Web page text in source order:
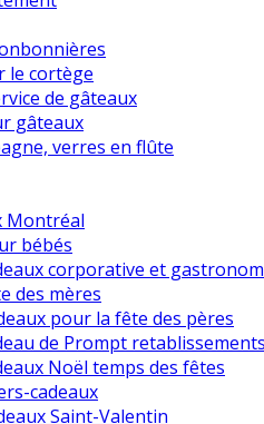
le cortège
de gâteaux
gâteaux
verres en flûte
Montréal
bébés
corporative et
des mères
pour la fête des pères
de Prompt retablissements
Noël temps des fêtes
cadeaux
Saint-Valentin